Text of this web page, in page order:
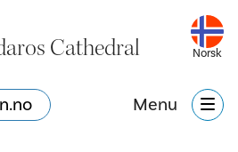
Cathedral Norsk
Menu